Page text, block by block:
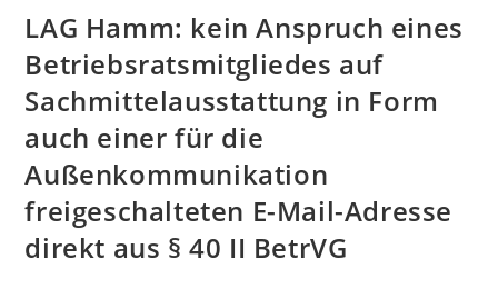
LAG Hamm: kein Anspruch eines
Betriebsratsmitgliedes auf
Sachmittelausstattung in Form
auch einer für die
Außenkommunikation
freigeschalteten E-Mail-Adresse
direkt aus § 40 II BetrVG